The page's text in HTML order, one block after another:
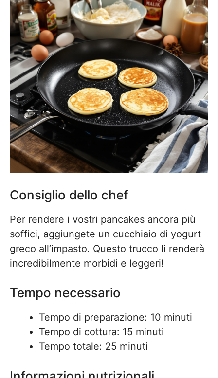
Consiglio dello chef
Per rendere i vostri pancakes ancora più
soffici, aggiungete un cucchiaio di yogurt
greco all’impasto. Questo trucco li renderà
incredibilmente morbidi e leggeri!
Tempo necessario
Tempo di preparazione: 10 minuti
Tempo di cottura: 15 minuti
Tempo totale: 25 minuti